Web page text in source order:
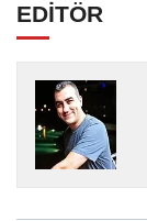
EDİTÖR